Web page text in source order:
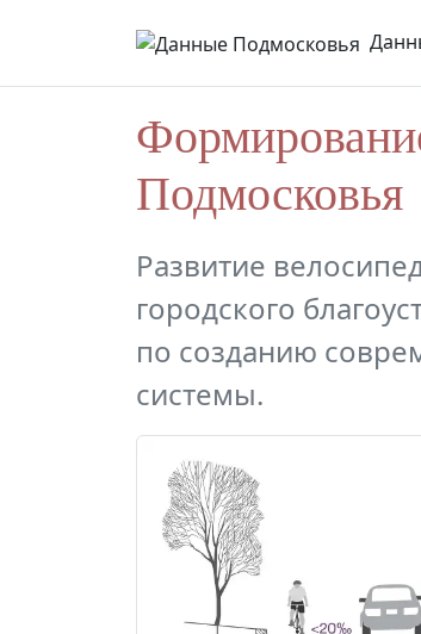
Подмосковья
Развитие
городского
по созданию
системы.